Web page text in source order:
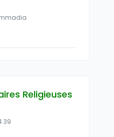
Religieuses
39